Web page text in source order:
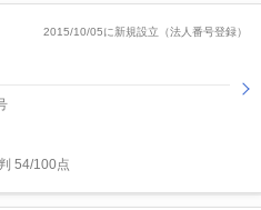
2015/10/05に新規設立（法人番号登録）
54/100点